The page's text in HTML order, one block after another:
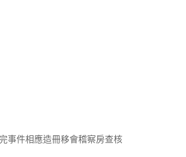
事件相應造冊移會稽察房查核